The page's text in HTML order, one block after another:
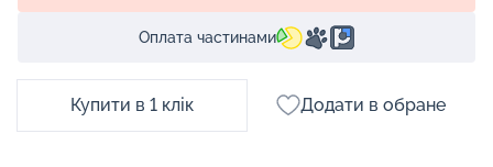
Оплата частинами
Купити в 1 клік Додати в обране